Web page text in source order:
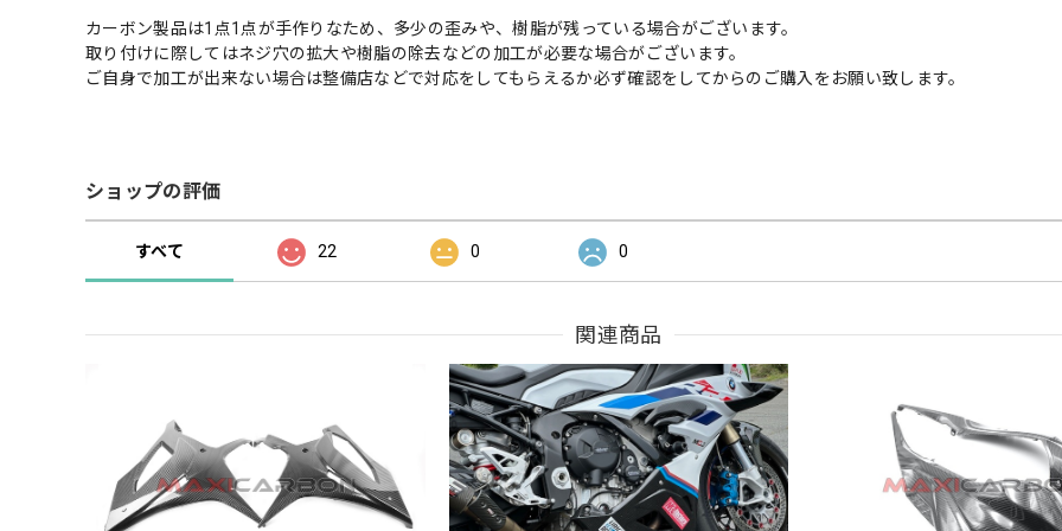
カーボン製品は1点1点が手作りなため、多少の歪みや、樹脂が残っている場合がございます。
取り付けに際してはネジ穴の拡大や樹脂の除去などの加工が必要な場合がございます。
ご自身で加工が出来ない場合は整備店などで対応をしてもらえるか必ず確認をしてからのご購入をお願い致します。
ショップの評価
すべて 22 0 0
関連商品